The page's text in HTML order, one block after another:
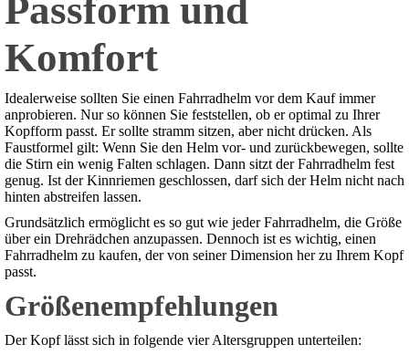
Passform und
Komfort
Idealerweise sollten Sie einen Fahrradhelm vor dem Kauf immer
anprobieren. Nur so können Sie feststellen, ob er optimal zu Ihrer
Kopfform passt. Er sollte stramm sitzen, aber nicht drücken. Als
Faustformel gilt: Wenn Sie den Helm vor- und zurückbewegen, sollte
die Stirn ein wenig Falten schlagen. Dann sitzt der Fahrradhelm fest
genug. Ist der Kinnriemen geschlossen, darf sich der Helm nicht nach
hinten abstreifen lassen.
Grundsätzlich ermöglicht es so gut wie jeder Fahrradhelm, die Größe
über ein Drehrädchen anzupassen. Dennoch ist es wichtig, einen
Fahrradhelm zu kaufen, der von seiner Dimension her zu Ihrem Kopf
passt.
Größenempfehlungen
Der Kopf lässt sich in folgende vier Altersgruppen unterteilen: